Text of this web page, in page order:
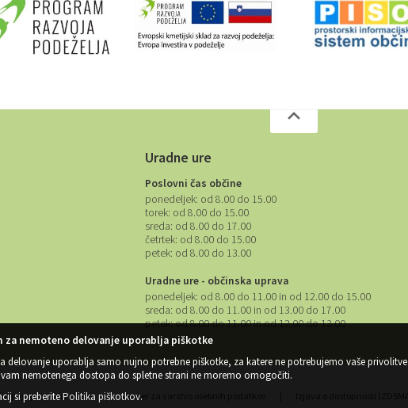
Uradne ure
Poslovni čas občine
ponedeljek: od 8.00 do 15.00
torek: od 8.00 do 15.00
sreda: od 8.00 do 17.00
četrtek: od 8.00 do 15.00
petek: od 8.00 do 13.00
Uradne ure - občinska uprava
ponedeljek: od 8.00 do 11.00 in od 12.00 do 15.00
sreda: od 8.00 do 11.00 in od 13.00 do 17.00
petek:od 8.00 do 11.00 in od 12.00 do 13.00
pogoji spletne strani
| Center za varstvo osebnih podatkov
za nemoteno delovanje uporablja piškotke
delovanje uporablja samo nujno potrebne piškotke, za katere ne potrebujemo vaše
nemotenega dostopa do spletne strani ne moremo omogočiti.
si preberitePolitika piškotkov.